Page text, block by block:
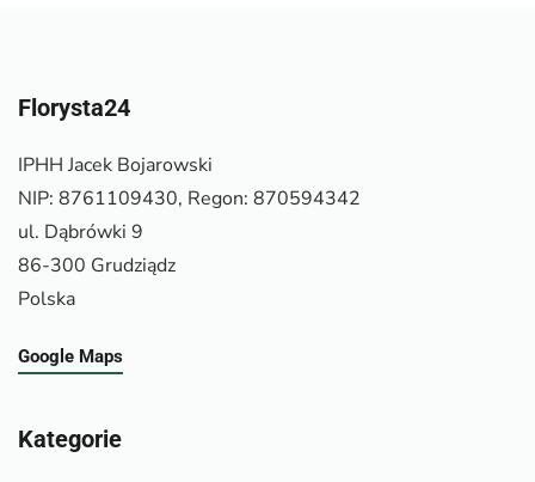
Florysta24
IPHH Jacek Bojarowski
NIP: 8761109430, Regon: 870594342
ul. Dąbrówki 9
86-300 Grudziądz
Polska
Google Maps
Kategorie